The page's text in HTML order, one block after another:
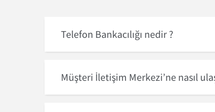
Telefon Bankacılığı nedir ?
Müşteri İletişim Merkezi’ne nasıl